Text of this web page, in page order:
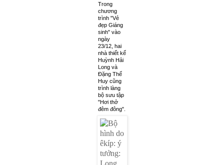
Trong
chương
trình "Vẻ
đẹp Giáng
sinh" vào
ngày
23/12, hai
nhà thiết kế
Huỳnh Hải
Long và
Đặng Thế
Huy cũng
trình làng
bộ sưu tập
"Hơi thở
đêm đông".